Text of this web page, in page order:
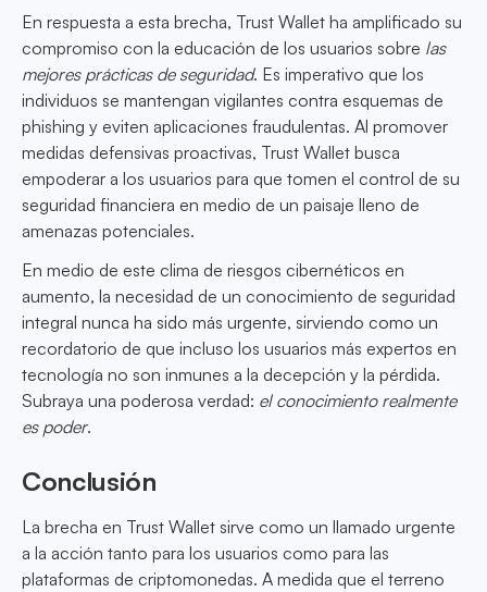
En respuesta a esta brecha, Trust Wallet ha amplificado su
compromiso con la educación de los usuarios sobre las
mejores prácticas de seguridad. Es imperativo que los
individuos se mantengan vigilantes contra esquemas de
phishing y eviten aplicaciones fraudulentas. Al promover
medidas defensivas proactivas, Trust Wallet busca
empoderar a los usuarios para que tomen el control de su
seguridad financiera en medio de un paisaje lleno de
amenazas potenciales.
En medio de este clima de riesgos cibernéticos en
aumento, la necesidad de un conocimiento de seguridad
integral nunca ha sido más urgente, sirviendo como un
recordatorio de que incluso los usuarios más expertos en
tecnología no son inmunes a la decepción y la pérdida.
Subraya una poderosa verdad: el conocimiento realmente
es poder.
Conclusión
La brecha en Trust Wallet sirve como un llamado urgente
a la acción tanto para los usuarios como para las
plataformas de criptomonedas. A medida que el terreno